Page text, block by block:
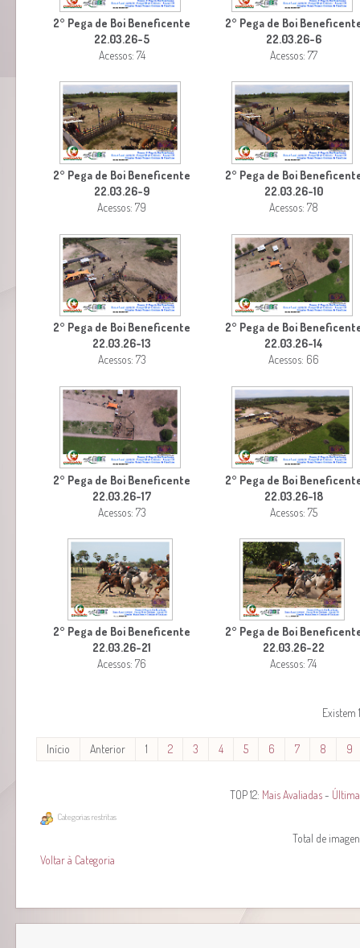
2° Pega de Boi Beneficente
22.03.26-5
Acessos: 74
2° Pega de Boi
22.03.26-6
Acessos: 77
2° Pega de Boi Beneficente
22.03.26-9
Acessos: 79
2° Pega de Boi
22.03.26-10
Acessos: 78
2° Pega de Boi Beneficente
22.03.26-13
Acessos: 73
2° Pega de Boi
22.03.26-14
Acessos: 66
2° Pega de Boi Beneficente
22.03.26-17
Acessos: 73
2° Pega de Boi
22.03.26-18
Acessos: 75
2° Pega de Boi Beneficente
22.03.26-21
Acessos: 76
2° Pega de Boi
22.03.26-22
Acessos: 74
Existem
Início Anterior 1 2 3 4 5 6 7 8 9
TOP 12: Mais Avaliadas-
Categorias restritas
Total de
Voltar à Categoria